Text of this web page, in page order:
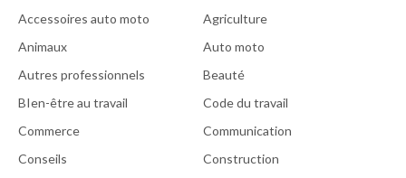
Accessoires auto moto
Agriculture
Animaux
Auto moto
Autres professionnels
Beauté
BIen-être au travail
Code du travail
Commerce
Communication
Conseils
Construction